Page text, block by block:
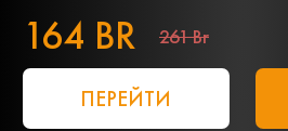
164 BR 261 Br
ПЕРЕЙТИ